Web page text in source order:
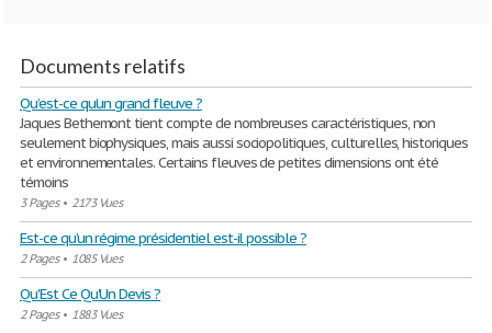
Documents relatifs
Qu’est-ce qu’un grand fleuve ?
Jaques Bethemont tient compte de nombreuses caractéristiques, non
seulement biophysiques, mais aussi sociopolitiques, culturelles, historiques
et environnementales. Certains fleuves de petites dimensions ont été
témoins
3 Pages• 2173 Vues
Est-ce qu’un régime présidentiel est-il possible ?
2 Pages• 1085 Vues
Qu'Est Ce Qu'Un Devis ?
2 Pages• 1883 Vues